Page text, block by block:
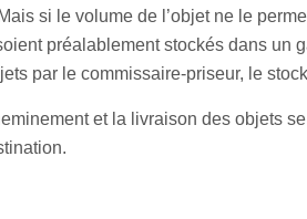
si le volume de l’objet ne le
préalablement stockés dans un
par le commissaire-priseur, le
et la livraison des objets